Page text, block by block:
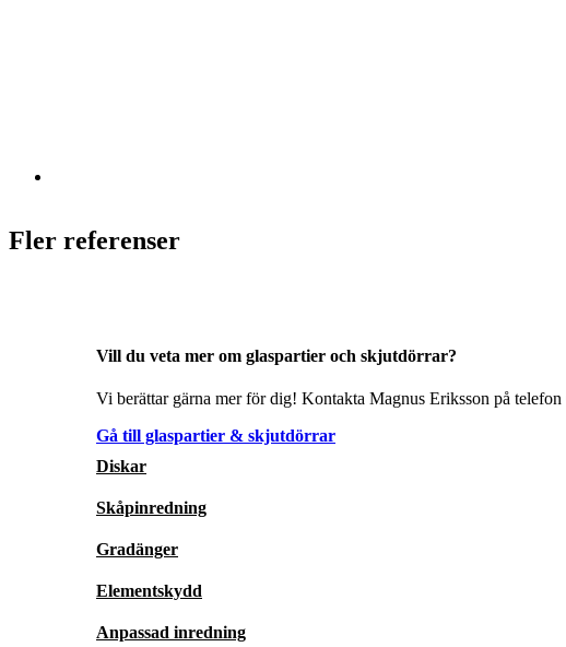
Vill du veta mer om glaspartier och skjutdörrar?
Vi berättar gärna mer för dig! Kontakta Magnus Eriksson på
Gå till glaspartier & skjutdörrar
Diskar
Skåpinredning
Gradänger
Elementskydd
Anpassad inredning
Fler referenser